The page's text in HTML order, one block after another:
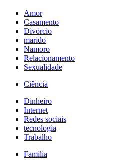
Amor
Casamento
Divórcio
marido
Namoro
Relacionamento
Sexualidade
Ciência
Dinheiro
Internet
Redes sociais
tecnologia
Trabalho
Família